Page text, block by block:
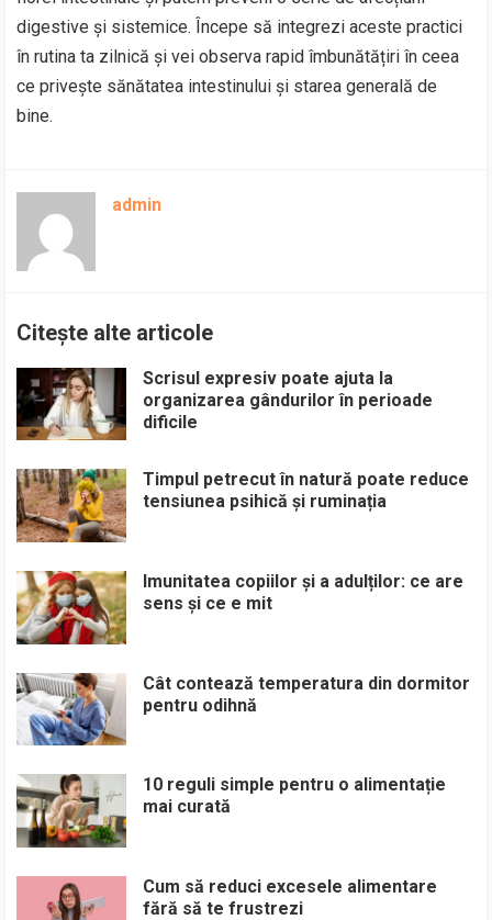
digestive și sistemice. Începe să integrezi aceste practici
în rutina ta zilnică și vei observa rapid îmbunătățiri în ceea
ce privește sănătatea intestinului și starea generală de
bine.
admin
Citește alte articole
Scrisul expresiv poate ajuta la
organizarea gândurilor în perioade
dificile
Timpul petrecut în natură poate reduce
tensiunea psihică și ruminația
Imunitatea copiilor și a adulților: ce are
sens și ce e mit
Cât contează temperatura din dormitor
pentru odihnă
10 reguli simple pentru o alimentație
mai curată
Cum să reduci excesele alimentare
fără să te frustrezi